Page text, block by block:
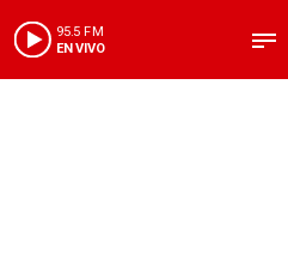
95.5 FM
EN VIVO